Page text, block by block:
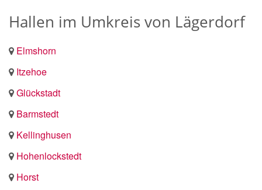
Hallen im Umkreis von Lägerdorf
Elmshorn
Itzehoe
Glückstadt
Barmstedt
Kellinghusen
Hohenlockstedt
Horst